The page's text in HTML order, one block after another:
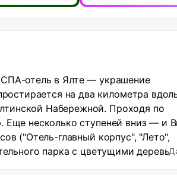
отель в Ялте — украшение
на два километра
Набережной. Проходя по
Еще несколько ступеней вниз — и
("Отель-главный корпус", "Лето",
парка с цветущими